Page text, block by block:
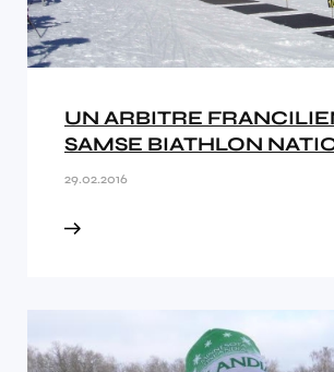
UN ARBITRE
SAMSE BIATHLON
29.02.2016